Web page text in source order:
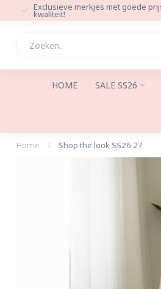
Exclusieve merkjes met goede
kwaliteit!
HOME SALE SS26
Home / Shop the look SS26 27